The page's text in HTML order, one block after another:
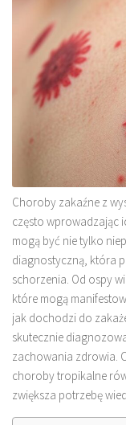
Choroby zakaźne z
często wprowadzając
mogą być nie tylko
diagnostyczną, która
schorzenia. Od ospy
które mogą
jak dochodzi do
skutecznie
zachowania zdrowia.
choroby tropikalne
zwiększa potrzebę